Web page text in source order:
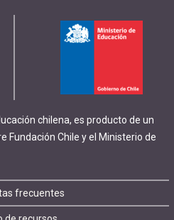
chilena, es producto de un
Fundación Chile y el Ministerio de
frecuentes